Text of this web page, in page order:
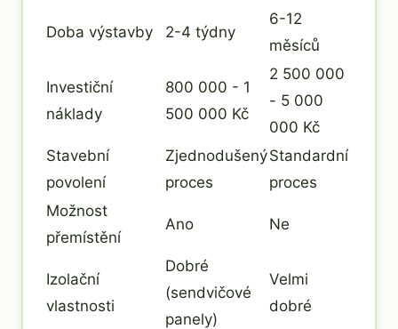
Doba výstavby 2-4 týdny
6-12
měsíců
Investiční
náklady
800 000 - 1
500 000 Kč
2 500 000
- 5 000
000 Kč
Stavební
povolení
Zjednodušený
proces
Standardní
proces
Možnost
přemístění
Ano Ne
Izolační
vlastnosti
Dobré
(sendvičové
panely)
Velmi
dobré